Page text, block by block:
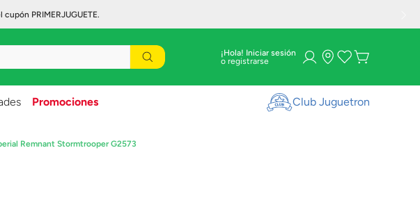
PRIMERJUGUETE.
¡Hola! Iniciar sesión
Promociones Club Juguetron
Remnant Stormtrooper G2573